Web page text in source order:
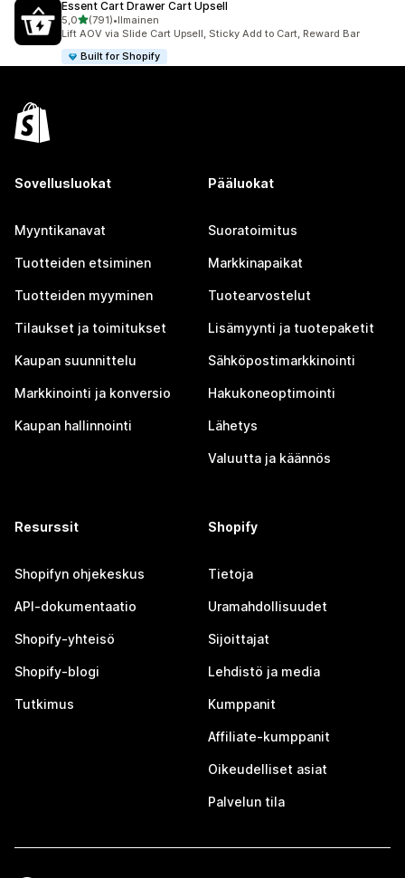
Essent Cart Drawer Cart Upsell
5,0/ 5 tähteä
(791)
791 arvostelua yhteensä
•Ilmainen
Lift AOV via Slide Cart Upsell, Sticky Add to Cart, Reward Bar
Built for Shopify
Sovellusluokat
Myyntikanavat
Tuotteiden etsiminen
Tuotteiden myyminen
Tilaukset ja toimitukset
Kaupan suunnittelu
Markkinointi ja konversio
Kaupan hallinnointi
Pääluokat
Suoratoimitus
Markkinapaikat
Tuotearvostelut
Lisämyynti ja tuotepaketit
Sähköpostimarkkinointi
Hakukoneoptimointi
Lähetys
Valuutta ja käännös
Resurssit
Shopifyn ohjekeskus
API-dokumentaatio
Shopify-yhteisö
Shopify-blogi
Tutkimus
Shopify
Tietoja
Uramahdollisuudet
Sijoittajat
Lehdistö ja media
Kumppanit
Affiliate-kumppanit
Oikeudelliset asiat
Palvelun tila